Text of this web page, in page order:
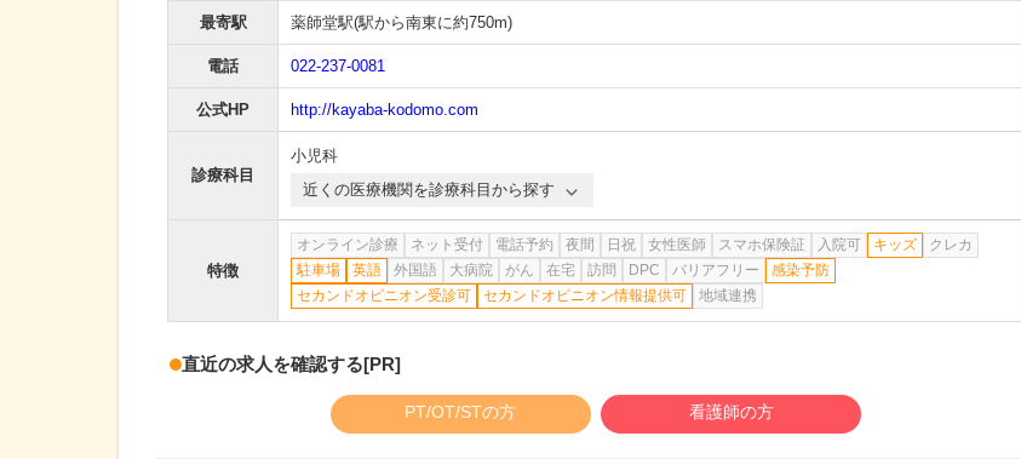
最寄駅 薬師堂駅(駅から南東に約750m)
電話 022-237-0081
公式HP http://kayaba-kodomo.com
診療科目
小児科
近くの医療機関を診療科目から探す
特徴
オンライン診療 ネット受付 電話予約 夜間 日祝 女性医師 スマホ保険証 入院可 キッズ
クレカ
駐車場
英語 外国語 大病院 がん 在宅 訪問 DPC バリアフリー
感染予防
セカンドオピニオン受診可
セカンドオピニオン情報提供可 地域連携
直近の求人を確認する[PR]
PT/OT/STの方 看護師の方